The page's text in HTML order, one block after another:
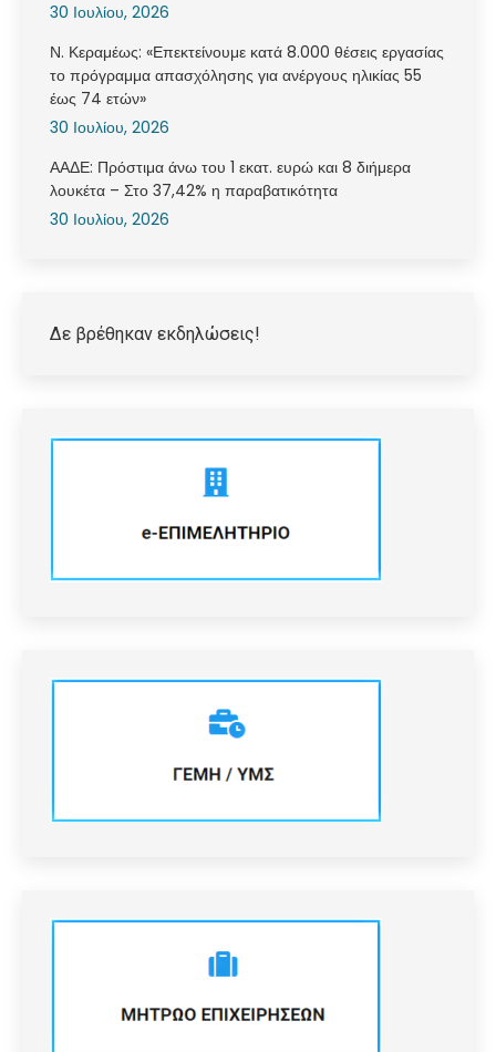
30 Ιουλίου, 2026
Ν. Κεραμέως: «Επεκτείνουμε κατά 8.000 θέσεις εργασίας
το πρόγραμμα απασχόλησης για ανέργους ηλικίας 55
έως 74 ετών»
30 Ιουλίου, 2026
ΑΑΔΕ: Πρόστιμα άνω του 1 εκατ. ευρώ και 8 διήμερα
λουκέτα – Στο 37,42% η παραβατικότητα
30 Ιουλίου, 2026
Δε βρέθηκαν εκδηλώσεις!